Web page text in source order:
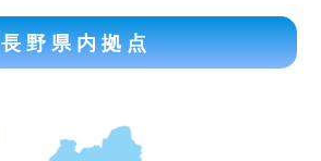
長野県内拠点